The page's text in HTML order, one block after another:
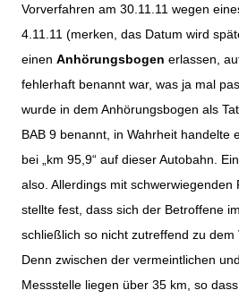
Vorverfahren am 30.11.11 wegen
4.11.11 (merken, das Datum wird
einen Anhörungsbogen erlassen,
fehlerhaft benannt war, was ja mal
wurde in dem Anhörungsbogen als
BAB 9 benannt, in Wahrheit handelte
bei „km 95,9“ auf dieser Autobahn.
also. Allerdings mit schwerwiegenden
stellte fest, dass sich der Betroffene
schließlich so nicht zutreffend zu dem
Denn zwischen der vermeintlichen
Messstelle liegen über 35 km, so